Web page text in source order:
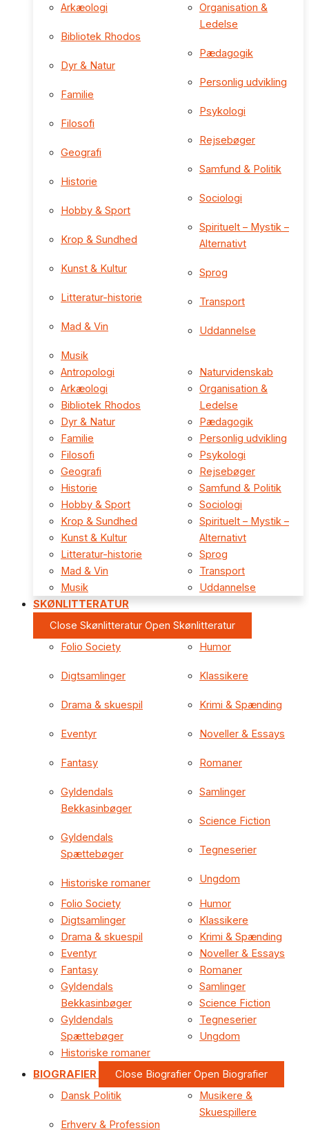
Arkæologi
Bibliotek Rhodos
Dyr & Natur
Familie
Filosofi
Geografi
Historie
Hobby & Sport
Krop & Sundhed
Kunst & Kultur
Litteratur-historie
Mad & Vin
Musik
Organisation &
Ledelse
Pædagogik
Personlig udvikling
Psykologi
Rejsebøger
Samfund & Politik
Sociologi
Spirituelt – Mystik –
Alternativt
Sprog
Transport
Uddannelse
Antropologi
Arkæologi
Bibliotek Rhodos
Dyr & Natur
Familie
Filosofi
Geografi
Historie
Hobby & Sport
Krop & Sundhed
Kunst & Kultur
Litteratur-historie
Mad & Vin
Musik
Naturvidenskab
Organisation &
Ledelse
Pædagogik
Personlig udvikling
Psykologi
Rejsebøger
Samfund & Politik
Sociologi
Spirituelt – Mystik –
Alternativt
Sprog
Transport
Uddannelse
SKØNLITTERATUR
Close Skønlitteratur Open Skønlitteratur
Folio Society
Digtsamlinger
Drama & skuespil
Eventyr
Fantasy
Gyldendals
Bekkasinbøger
Gyldendals
Spættebøger
Historiske romaner
Humor
Klassikere
Krimi & Spænding
Noveller & Essays
Romaner
Samlinger
Science Fiction
Tegneserier
Ungdom
Folio Society
Digtsamlinger
Drama & skuespil
Eventyr
Fantasy
Gyldendals
Bekkasinbøger
Gyldendals
Spættebøger
Historiske romaner
Humor
Klassikere
Krimi & Spænding
Noveller & Essays
Romaner
Samlinger
Science Fiction
Tegneserier
Ungdom
BIOGRAFIER Close Biografier Open Biografier
Dansk Politik
Erhverv & Profession
Musikere &
Skuespillere